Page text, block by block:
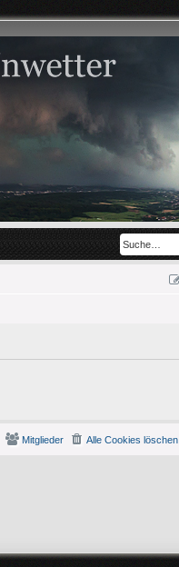
Alle Cookies löschen
Mitglieder